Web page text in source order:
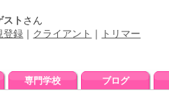
スト さん
登録 クライアント トリマー
専門学校 ブログ